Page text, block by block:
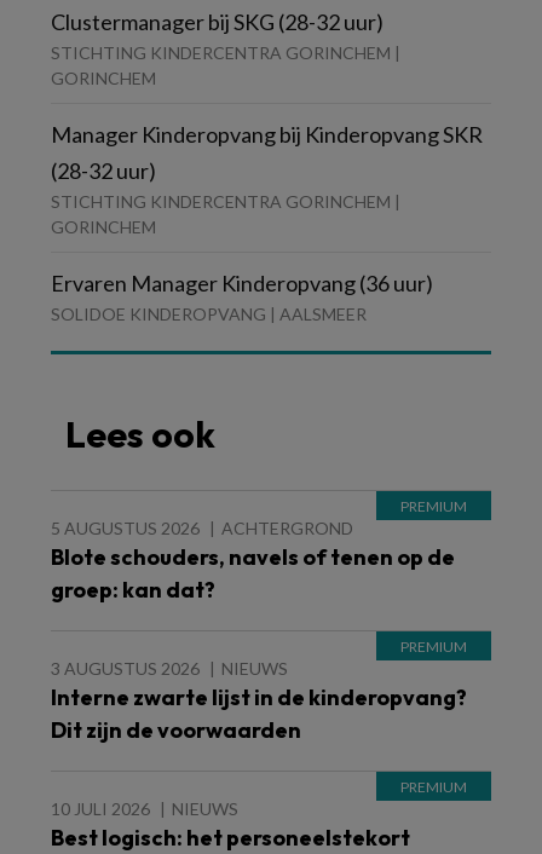
Clustermanager bij SKG (28-32 uur)
STICHTING KINDERCENTRA GORINCHEM |
GORINCHEM
Manager Kinderopvang bij Kinderopvang SKR
(28-32 uur)
STICHTING KINDERCENTRA GORINCHEM |
GORINCHEM
Ervaren Manager Kinderopvang (36 uur)
SOLIDOE KINDEROPVANG | AALSMEER
Lees ook
5 AUGUSTUS 2026 ACHTERGROND
Blote schouders, navels of tenen op de
groep: kan dat?
3 AUGUSTUS 2026 NIEUWS
Interne zwarte lijst in de kinderopvang?
Dit zijn de voorwaarden
10 JULI 2026 NIEUWS
Best logisch: het personeelstekort